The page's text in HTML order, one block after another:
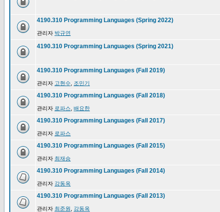
4190.310 Programming Languages (Spring 2022)
관리자 박규연
4190.310 Programming Languages (Spring 2021)
4190.310 Programming Languages (Fall 2019)
관리자 고현수 조민기
4190.310 Programming Languages (Fall 2018)
관리자 로파스 배요한
4190.310 Programming Languages (Fall 2017)
관리자 로파스
4190.310 Programming Languages (Fall 2015)
관리자 최재승
4190.310 Programming Languages (Fall 2014)
관리자 강동옥
4190.310 Programming Languages (Fall 2013)
관리자 최준원 강동옥